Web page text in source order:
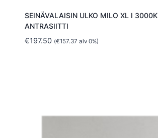
SEINÄVALAISIN ULKO MILO XL I 3000K
ANTRASIITTI
€197.50 (€157.37 alv 0%)